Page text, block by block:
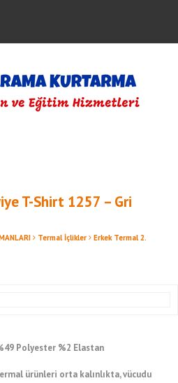
T-Shirt 1257 – Gri
Termal İçlikler Erkek Termal 2.
Polyester %2 Elastan
ürünleri orta kalınlıkta, vücudu